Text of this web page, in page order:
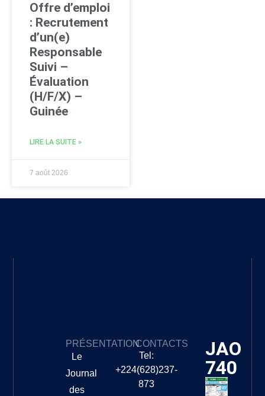
Offre d’emploi
: Recrutement
d’un(e)
Responsable
Suivi –
Évaluation
(H/F/X) –
Guinée
LIRE LA SUITE »
7 août 2026
PRÉSENTATION
Le
Journal
des
CONTACTS
Tel:
+224(628)237-
873
JAO
740